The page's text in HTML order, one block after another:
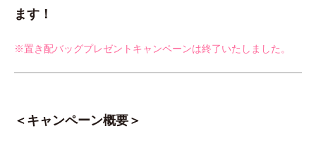
ます！
※置き配バッグプレゼントキャンペーンは終了いたしました。
＜キャンペーン概要＞